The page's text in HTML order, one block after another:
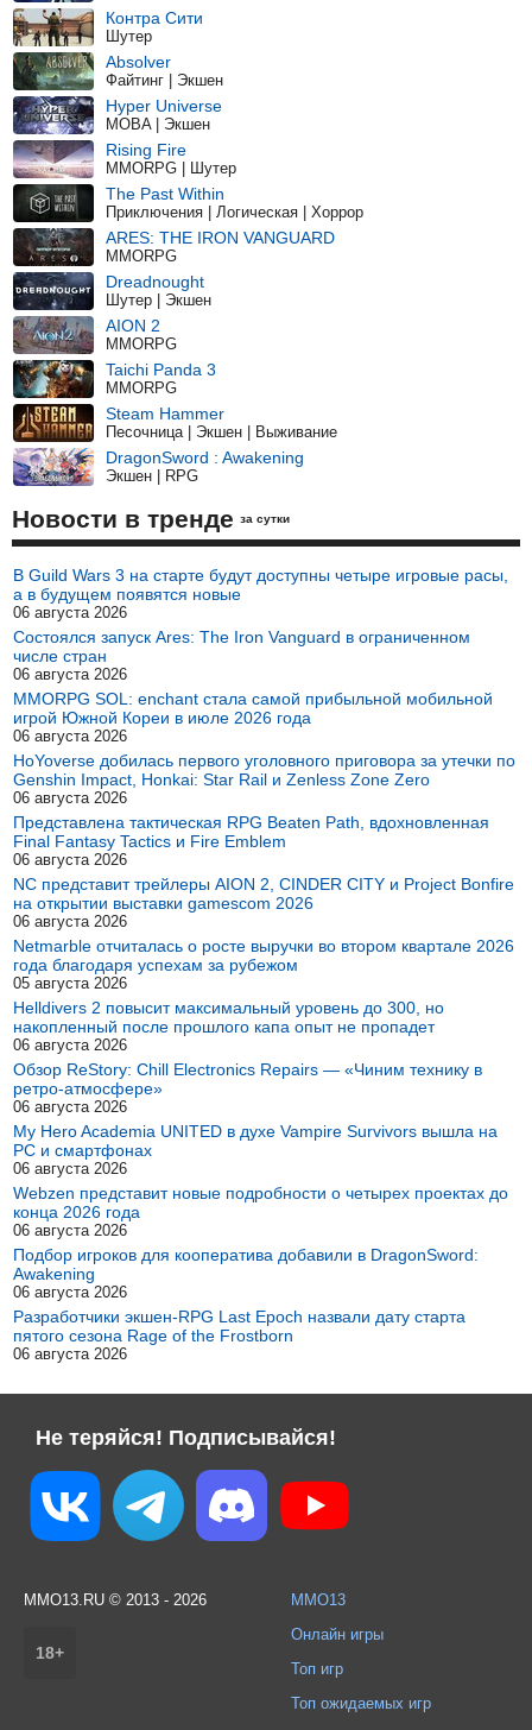
Контра Сити
Шутер
Absolver
Файтинг | Экшен
Hyper Universe
MOBA | Экшен
Rising Fire
MMORPG | Шутер
The Past Within
Приключения | Логическая | Хоррор
ARES: THE IRON VANGUARD
MMORPG
Dreadnought
Шутер | Экшен
AION 2
MMORPG
Taichi Panda 3
MMORPG
Steam Hammer
Песочница | Экшен | Выживание
DragonSword : Awakening
Экшен | RPG
Новости в тренде за сутки
В Guild Wars 3 на старте будут доступны четыре игровые расы,
а в будущем появятся новые
06 августа 2026
Состоялся запуск Ares: The Iron Vanguard в ограниченном
числе стран
06 августа 2026
MMORPG SOL: enchant стала самой прибыльной мобильной
игрой Южной Кореи в июле 2026 года
06 августа 2026
HoYoverse добилась первого уголовного приговора за утечки по
Genshin Impact, Honkai: Star Rail и Zenless Zone Zero
06 августа 2026
Представлена тактическая RPG Beaten Path, вдохновленная
Final Fantasy Tactics и Fire Emblem
06 августа 2026
NC представит трейлеры AION 2, CINDER CITY и Project Bonfire
на открытии выставки gamescom 2026
06 августа 2026
Netmarble отчиталась о росте выручки во втором квартале 2026
года благодаря успехам за рубежом
05 августа 2026
Helldivers 2 повысит максимальный уровень до 300, но
накопленный после прошлого капа опыт не пропадет
06 августа 2026
Обзор ReStory: Chill Electronics Repairs — «Чиним технику в
ретро-атмосфере»
06 августа 2026
My Hero Academia UNITED в духе Vampire Survivors вышла на
PC и смартфонах
06 августа 2026
Webzen представит новые подробности о четырех проектах до
конца 2026 года
06 августа 2026
Подбор игроков для кооператива добавили в DragonSword:
Awakening
06 августа 2026
Разработчики экшен-RPG Last Epoch назвали дату старта
пятого сезона Rage of the Frostborn
06 августа 2026
Не теряйся! Подписывайся!
MMO13.RU © 2013 - 2026
18+
MMO13
Онлайн игры
Топ игр
Топ ожидаемых игр